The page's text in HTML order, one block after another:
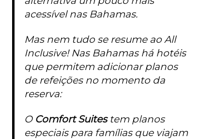
acessível nas Bahamas.
Mas nem tudo se resume ao All
Inclusive! Nas Bahamas há hotéis
que permitem adicionar planos
de refeições no momento da
reserva:
O Comfort Suitestem planos
especiais para famílias que viajam